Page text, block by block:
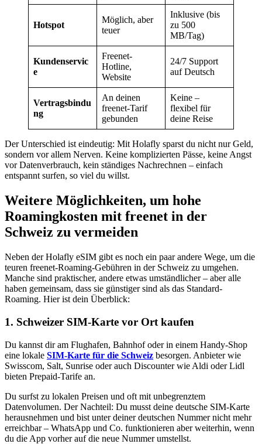
Hotspot
Möglich, aber
teuer
Inklusive (bis
zu 500
MB/Tag)
Kundenservic
e
Freenet-
Hotline,
Website
24/7 Support
auf Deutsch
Vertragsbindu
ng
An deinen
freenet-Tarif
gebunden
Keine –
flexibel für
deine Reise
Der Unterschied ist eindeutig: Mit Holafly sparst du nicht nur Geld,
sondern vor allem Nerven. Keine komplizierten Pässe, keine Angst
vor Datenverbrauch, kein ständiges Nachrechnen – einfach
entspannt surfen, so viel du willst.
Weitere Möglichkeiten, um hohe
Roamingkosten mit freenet in der
Schweiz zu vermeiden
Neben der Holafly eSIM gibt es noch ein paar andere Wege, um die
teuren freenet-Roaming-Gebühren in der Schweiz zu umgehen.
Manche sind praktischer, andere etwas umständlicher – aber alle
haben gemeinsam, dass sie günstiger sind als das Standard-
Roaming. Hier ist dein Überblick:
1. Schweizer SIM-Karte vor Ort kaufen
Du kannst dir am Flughafen, Bahnhof oder in einem Handy-Shop
eine lokale SIM-Karte für die Schweiz besorgen. Anbieter wie
Swisscom, Salt, Sunrise oder auch Discounter wie Aldi oder Lidl
bieten Prepaid-Tarife an.
Du surfst zu lokalen Preisen und oft mit unbegrenztem
Datenvolumen. Der Nachteil: Du musst deine deutsche SIM-Karte
herausnehmen und bist unter deiner deutschen Nummer nicht mehr
erreichbar – WhatsApp und Co. funktionieren aber weiterhin, wenn
du die App vorher auf die neue Nummer umstellst.